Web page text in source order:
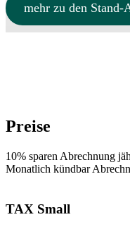
mehr zu den Stand-
Preise
10% sparen Abrechnung
Monatlich kündbar
TAX Small